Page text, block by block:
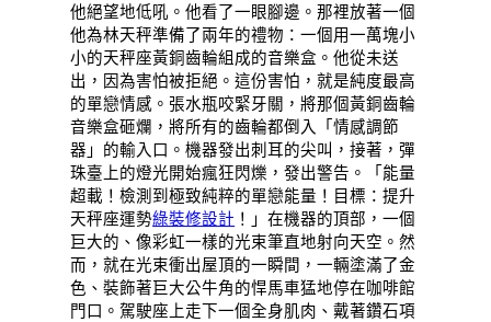
他絕望地低吼。他看了一眼腳邊。那裡放著一個
他為林天秤準備了兩年的禮物：一個用一萬塊小
小的天秤座黃銅齒輪組成的音樂盒。他從未送
出，因為害怕被拒絕。這份害怕，就是純度最高
的單戀情感。張水瓶咬緊牙關，將那個黃銅齒輪
音樂盒砸爛，將所有的齒輪都倒入「情感調節
器」的輸入口。機器發出刺耳的尖叫，接著，彈
珠臺上的燈光開始瘋狂閃爍，發出警告。「能量
超載！檢測到極致純粹的單戀能量！目標：提升
天秤座運勢綠裝修設計 ！」在機器的頂部，一個
巨大的、像彩虹一樣的光束筆直地射向天空。然
而，就在光束衝出屋頂的一瞬間，一輛塗滿了金
色、裝飾著巨大公牛角的悍馬車猛地停在咖啡館
門口。駕駛座上走下一個全身肌肉、戴著鑽石項